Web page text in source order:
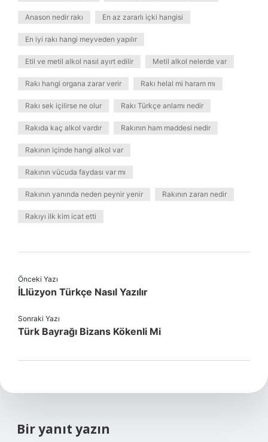
Anason nedir rakı En az zararlı içki hangisi
En iyi rakı hangi meyveden yapılır
Etil ve metil alkol nasıl ayırt edilir Metil alkol nelerde var
Rakı hangi organa zarar verir Rakı helal mi haram mı
Rakı sek içilirse ne olur Rakı Türkçe anlamı nedir
Rakıda kaç alkol vardır Rakının ham maddesi nedir
Rakının içinde hangi alkol var
Rakının vücuda faydası var mı
Rakının yanında neden peynir yenir Rakının zararı nedir
Rakıyı ilk kim icat etti
Önceki Yazı
İLlüzyon Türkçe Nasıl Yazılır
Sonraki Yazı
Türk Bayrağı Bizans Kökenli Mi
Bir yanıt yazın